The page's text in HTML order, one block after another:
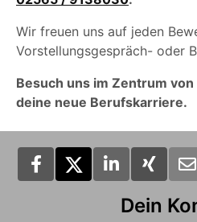
Wir freuen uns auf jeden
Vorstellungsgespräch- oder
Besuch uns im Zentrum
deine neue Berufskarriere.
Dein